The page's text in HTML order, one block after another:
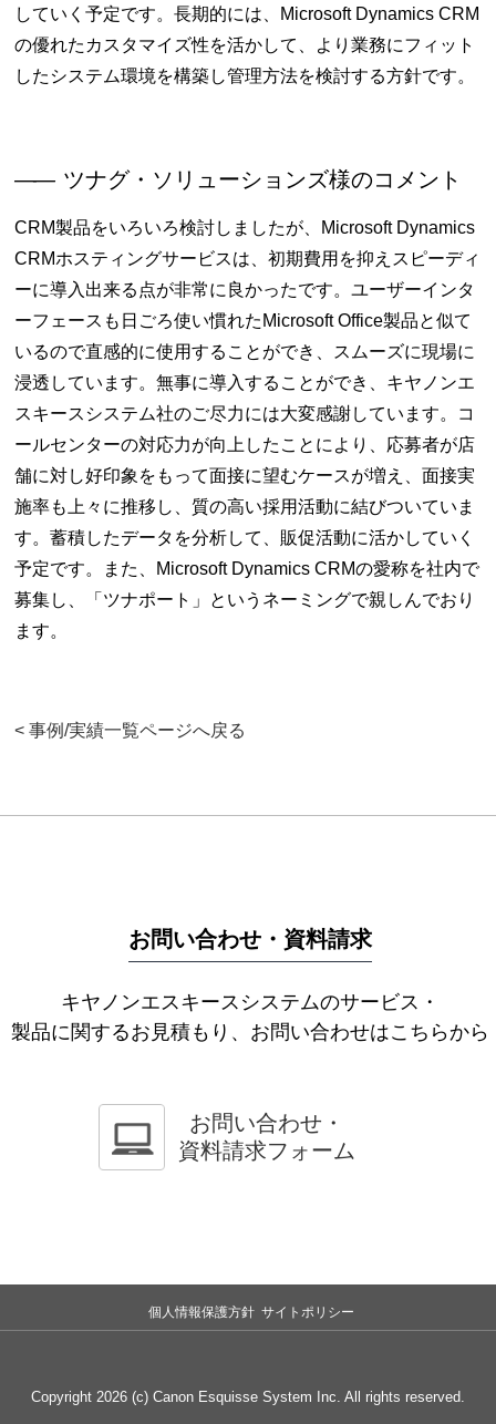
していく予定です。長期的には、Microsoft Dynamics CRM
の優れたカスタマイズ性を活かして、より業務にフィット
したシステム環境を構築し管理方法を検討する方針です。
―― ツナグ・ソリューションズ様のコメント
CRM製品をいろいろ検討しましたが、Microsoft Dynamics
CRMホスティングサービスは、初期費用を抑えスピーディ
ーに導入出来る点が非常に良かったです。ユーザーインタ
ーフェースも日ごろ使い慣れたMicrosoft Office製品と似て
いるので直感的に使用することができ、スムーズに現場に
浸透しています。無事に導入することができ、キヤノンエ
スキースシステム社のご尽力には大変感謝しています。コ
ールセンターの対応力が向上したことにより、応募者が店
舗に対し好印象をもって面接に望むケースが増え、面接実
施率も上々に推移し、質の高い採用活動に結びついていま
す。蓄積したデータを分析して、販促活動に活かしていく
予定です。また、Microsoft Dynamics CRMの愛称を社内で
募集し、「ツナポート」というネーミングで親しんでおり
ます。
< 事例/実績一覧ページへ戻る
お問い合わせ・資料請求
キヤノンエスキースシステムのサービス・
製品に関するお見積もり、お問い合わせはこちらから
お問い合わせ・
資料請求フォーム
個人情報保護方針 サイトポリシー
Copyright 2026 (c) Canon Esquisse System Inc. All rights reserved.